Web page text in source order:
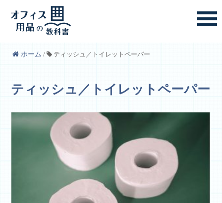
ホーム / ティッシュ／トイレットペーパー
ティッシュ／トイレットペーパー